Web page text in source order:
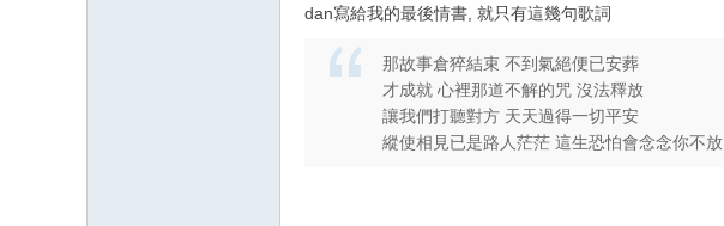
dan寫給我的最後情書, 就只有這幾句歌詞
那故事倉猝結束 不到氣絕便已安葬
才成就 心裡那道不解的咒 沒法釋放
讓我們打聽對方 天天過得一切平安
縱使相見已是路人茫茫 這生恐怕會念念你不放